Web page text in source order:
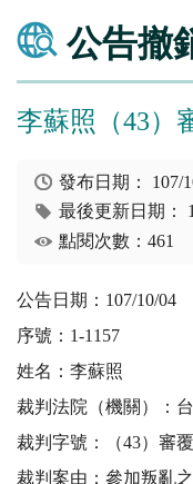
公告撤
李蘇照（43）
發布日期： 107/
最後更新日期：
點閱次數：461
公告日期：107/10/04
序號：1-1157
姓名：李蘇照
裁判法院（機關）：
裁判字號：（43）審
裁判案由：參加叛亂